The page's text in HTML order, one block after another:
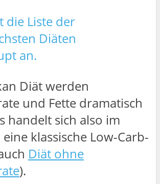
die Liste der
Diäten
an.
Diät werden
und Fette dramatisch
handelt sich also im
klassische Low-Carb-
Diät ohne
).